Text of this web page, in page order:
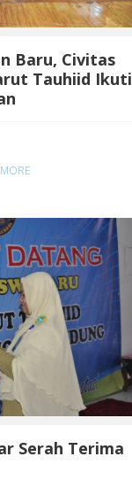
Baru, Civitas
Tauhiid Ikuti
MORE
Serah Terima